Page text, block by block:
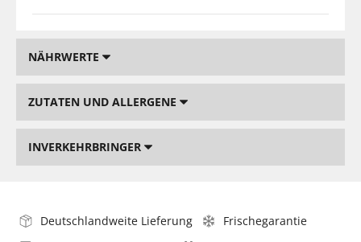
NÄHRWERTE
ZUTATEN UND ALLERGENE
INVERKEHRBRINGER
Deutschlandweite Lieferung
Frischegarantie